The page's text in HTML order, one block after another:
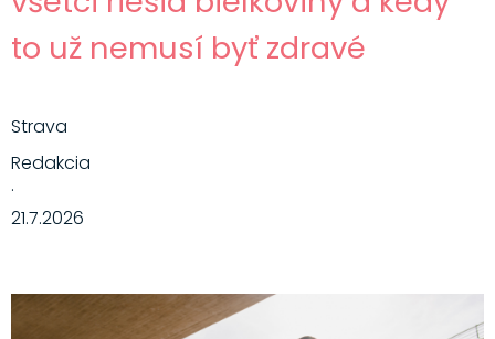
to už nemusí byť zdravé
Strava
Redakcia
·
21.7.2026